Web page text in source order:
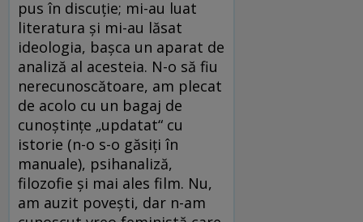
pus în discuţie; mi-au luat
literatura şi mi-au lăsat
ideologia, başca un aparat de
analiză al acesteia. N-o să fiu
nerecunoscătoare, am plecat
de acolo cu un bagaj de
cunoştinţe „updatat“ cu
istorie (n-o s-o găsiţi în
manuale), psihanaliză,
filozofie şi mai ales film. Nu,
am auzit poveşti, dar n-am